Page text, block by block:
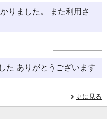
りました。 また利用さ
た ありがとうございます
更に見る